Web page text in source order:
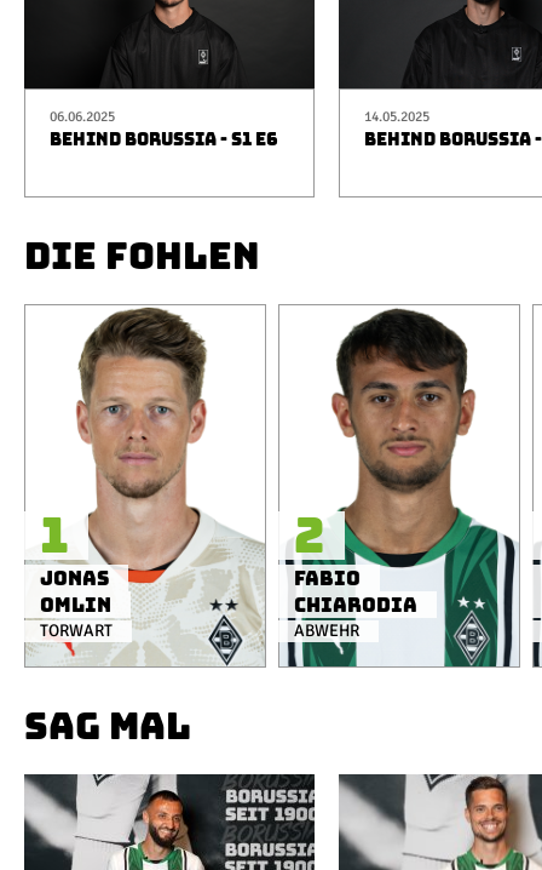
06.06.2025
BEHIND BORUSSIA - S1 E6
14.05.2025
BEHIND BORUSSIA
DIE FOHLEN
TORWART
Jonas
Omlin
1
ABWEHR
Fabio
Chiarodia
2
SAG MAL